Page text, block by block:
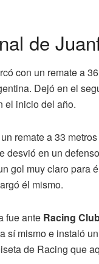
de
con un remate a
Dejó en el
el inicio del año.
remate a 33
desvió en un
gol muy claro para
él mismo.
fue ante Racing
sí mismo e instaló
de Racing que